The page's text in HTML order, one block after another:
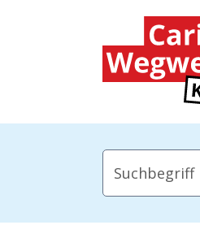
Zur
Suchbegriff